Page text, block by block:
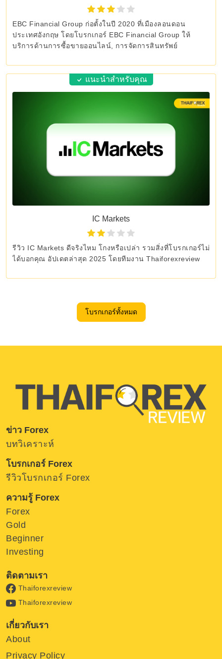
EBC Financial Group ก่อตั้งในปี 2020 ที่เมืองลอนดอน
ประเทศอังกฤษ โดยโบรกเกอร์ EBC Financial Group ให้
บริการด้านการซื้อขายออนไลน์, การจัดการสินทรัพย์
แนะนำสำหรับคุณ
IC Markets
รีวิว IC Markets ดีจริงไหม โกงหรือเปล่า รวมสิ่งที่โบรกเกอร์ไม่
ได้บอกคุณ อัปเดตล่าสุด 2025 โดยทีมงาน Thaiforexreview
โบรกเกอร์ทั้งหมด
ข่าว Forex
บทวิเคราะห์
โบรกเกอร์ Forex
รีวิวโบรกเกอร์ Forex
ความรู้ Forex
Forex
Gold
Beginner
Investing
ติดตามเรา
Thaiforexreview
Thaiforexreview
เกี่ยวกับเรา
About
Privacy Policy